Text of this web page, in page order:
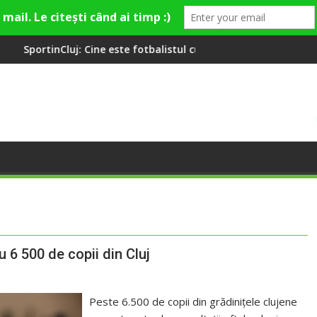
este fotbalistul cu două diplome care a învățat româna la 2
Compania de Apă
500 de copii din Cluj
Peste 6.500 de copii din grădinițele clujene